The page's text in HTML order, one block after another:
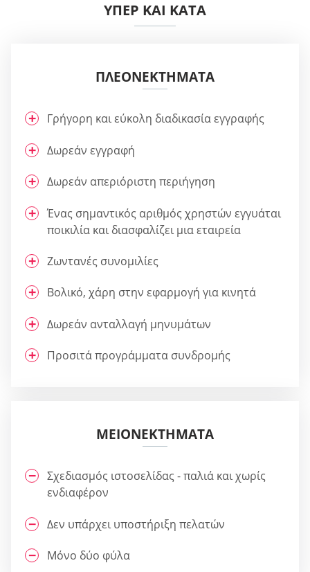
ΥΠΈΡ ΚΑΙ ΚΑΤΆ
ΠΛΕΟΝΕΚΤΉΜΑΤΑ
Γρήγορη και εύκολη διαδικασία εγγραφής
Δωρεάν εγγραφή
Δωρεάν απεριόριστη περιήγηση
Ένας σημαντικός αριθμός χρηστών εγγυάται
ποικιλία και διασφαλίζει μια εταιρεία
Ζωντανές συνομιλίες
Βολικό, χάρη στην εφαρμογή για κινητά
Δωρεάν ανταλλαγή μηνυμάτων
Προσιτά προγράμματα συνδρομής
ΜΕΙΟΝΕΚΤΉΜΑΤΑ
Σχεδιασμός ιστοσελίδας - παλιά και χωρίς
ενδιαφέρον
Δεν υπάρχει υποστήριξη πελατών
Μόνο δύο φύλα